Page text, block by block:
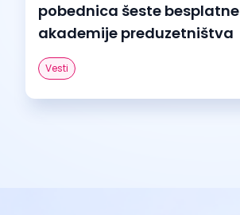
pobednica šeste besplatne
akademije preduzetništva
Vesti